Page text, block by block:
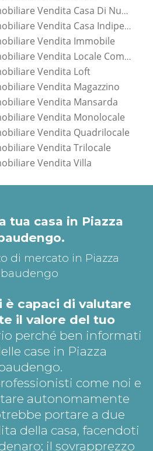
Agenzia Immobiliare Vendita Casa Di Nuova Costruzione
Agenzia Immobiliare Vendita Casa Indipendente
Vendita Immobile
Agenzia Immobiliare Vendita Locale Commerciale
Vendita Loft
Vendita Magazzino
Vendita Mansarda
Vendita Monolocale
Vendita Quadrilocale
Vendita Trilocale
Vendita Villa
tua casa in Piazza
di mercato in Piazza
è capaci di valutare
il valore del tuo
perché ben informati
case in Piazza
come noi e
autonomamente
portare a due
della casa, facendoti
il sovrapprezzo